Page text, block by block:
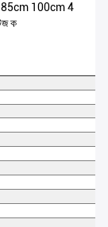
85cm 100cm 4
ক